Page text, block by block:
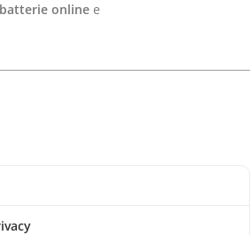
online e